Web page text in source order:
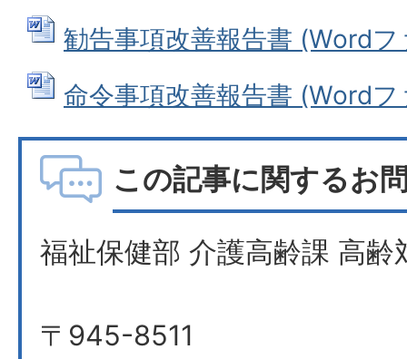
勧告事項改善報告書 (Word
命令事項改善報告書 (Word
この記事に関するお
福祉保健部 介護高齢課 高齢
〒945-8511